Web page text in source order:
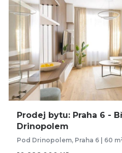
Prodej bytu: Praha 6 -
Drinopolem
Pod Drinopolem, Praha 6 | 60 m